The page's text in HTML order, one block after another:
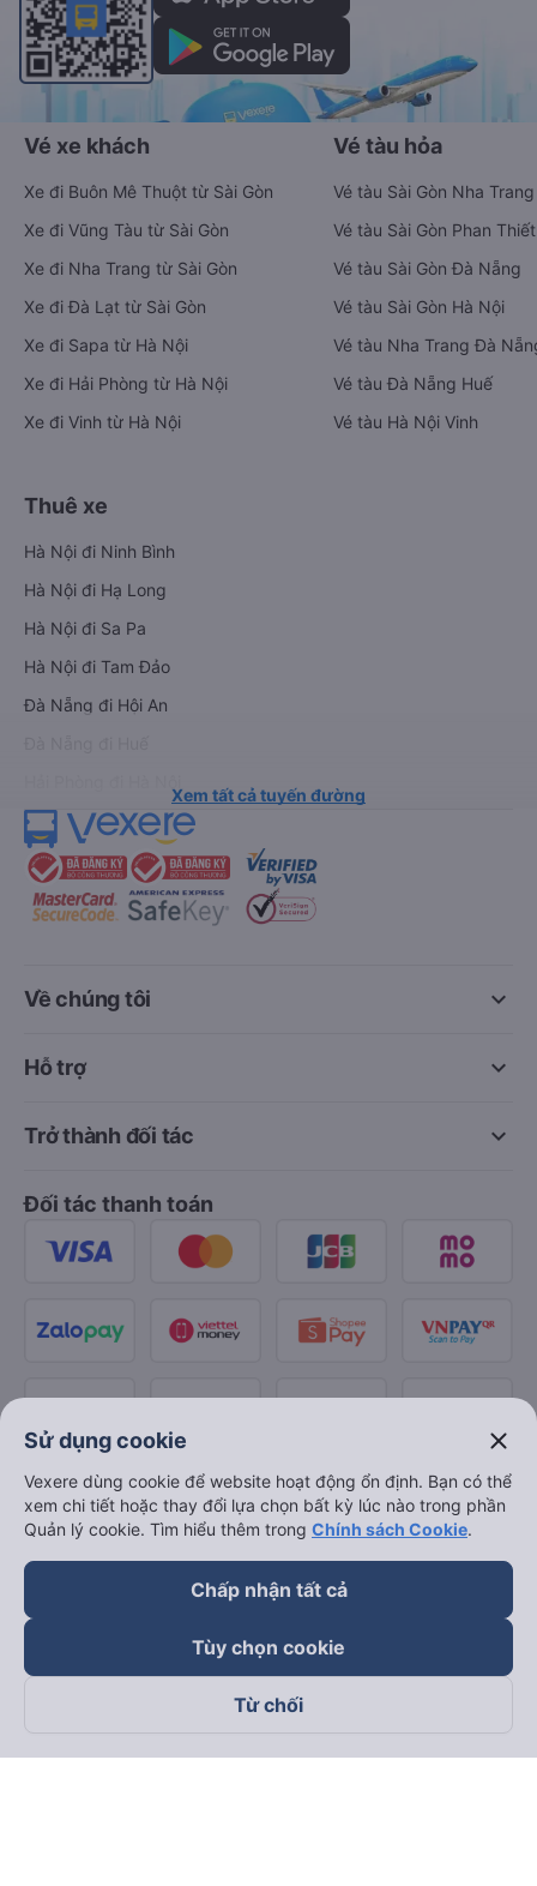
Vé xe khách
Xe đi Buôn Mê Thuột từ Sài Gòn
Xe đi Vũng Tàu từ Sài Gòn
Xe đi Nha Trang từ Sài Gòn
Xe đi Đà Lạt từ Sài Gòn
Xe đi Sapa từ Hà Nội
Xe đi Hải Phòng từ Hà Nội
Xe đi Vinh từ Hà Nội
Vé tàu hỏa
Vé tàu Sài Gòn Nha Trang
Vé tàu Sài Gòn Phan Thiết
Vé tàu Sài Gòn Đà Nẵng
Vé tàu Sài Gòn Hà Nội
Vé tàu Nha Trang Đà
Vé tàu Đà Nẵng Huế
Vé tàu Hà Nội Vinh
Thuê xe
Hà Nội đi Ninh Bình
Hà Nội đi Hạ Long
Hà Nội đi Sa Pa
Hà Nội đi Tam Đảo
Đà Nẵng đi Hội An
Xem tất cả tuyến đường
keyboard_arrow_down
Về chúng tôi
keyboard_arrow_down
Hỗ trợ
keyboard_arrow_down
Trở thành đối tác
Đối tác thanh toán
Theo dõi chúng tôi trên
Sử dụng cookie close
Vexere dùng cookie để website hoạt động ổn định. Bạn có thể
xem chi tiết hoặc thay đổi lựa chọn bất kỳ lúc nào trong phần
Quản lý cookie. Tìm hiểu thêm trong Chính sách Cookie.
Chấp nhận tất cả
Tùy chọn cookie
Từ chối